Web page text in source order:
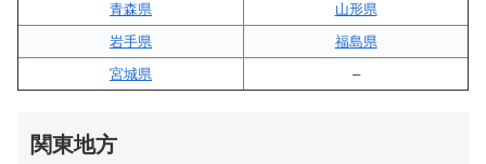
青森県
山形県
岩手県
福島県
宮城県
–
関東地方